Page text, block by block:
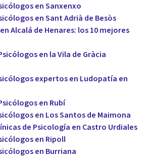
en Sanxenxo
en Sant Adrià de Besòs
Alcalá de Henares: los 10 mejores
en la Vila de Gràcia
expertos en Ludopatía en
en Rubí
en Los Santos de Maimona
de Psicología en Castro Urdiales
en Ripoll
en Burriana